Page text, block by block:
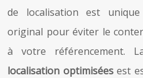
de localisation est
original pour éviter le
à votre référencement.
localisation optimiséesest